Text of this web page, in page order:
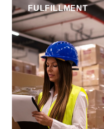
FULFILLMENT